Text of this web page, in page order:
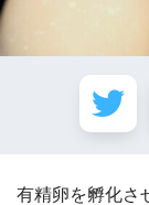
有精卵を孵化さ